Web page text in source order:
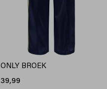
ONLY BROEK
39,99